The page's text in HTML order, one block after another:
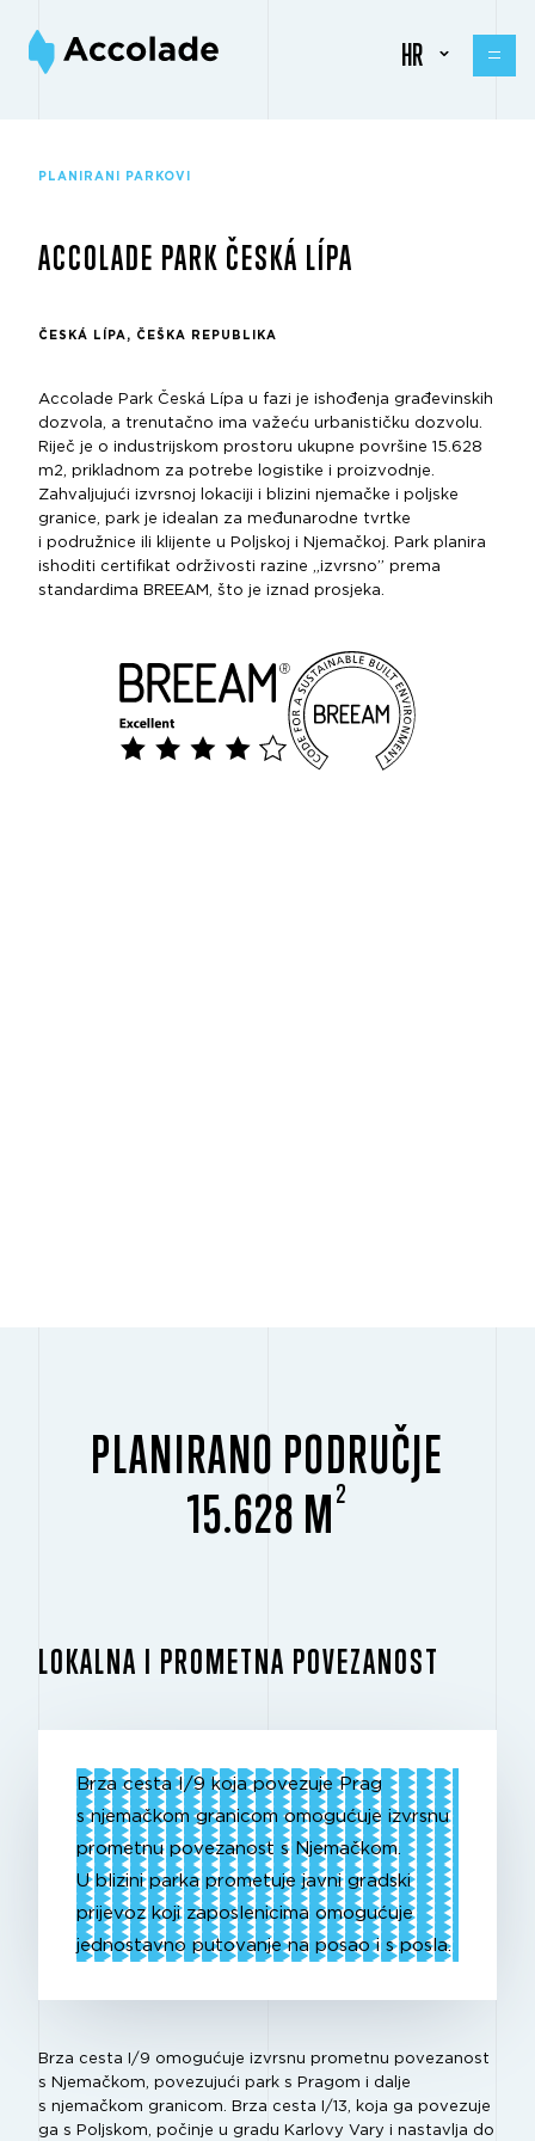
HR
PLANIRANI PARKOVI
ACCOLADE PARK ČESKÁ LÍPA
ČESKÁ LÍPA, ČEŠKA REPUBLIKA
Accolade Park Česká Lípa u fazi je ishođenja građevinskih
dozvola, a trenutačno ima važeću urbanističku dozvolu.
Riječ je o industrijskom prostoru ukupne površine 15.628
m2, prikladnom za potrebe logistike i proizvodnje.
Zahvaljujući izvrsnoj lokaciji i blizini njemačke i poljske
granice, park je idealan za međunarodne tvrtke
i podružnice ili klijente u Poljskoj i Njemačkoj. Park planira
ishoditi certifikat održivosti razine „izvrsno” prema
standardima BREEAM, što je iznad prosjeka.
PLANIRANO PODRUČJE
15.628 M 2
LOKALNA I PROMETNA POVEZANOST
Brza cesta I/9 koja povezuje Prag
s njemačkom granicom omogućuje izvrsnu
prometnu povezanost s Njemačkom.
U blizini parka prometuje javni gradski
prijevoz koji zaposlenicima omogućuje
jednostavno putovanje na posao i s posla.
Brza cesta I/9 omogućuje izvrsnu prometnu povezanost
s Njemačkom, povezujući park s Pragom i dalje
s njemačkom granicom. Brza cesta I/13, koja ga povezuje
ga s Poljskom, počinje u gradu Karlovy Vary i nastavlja do